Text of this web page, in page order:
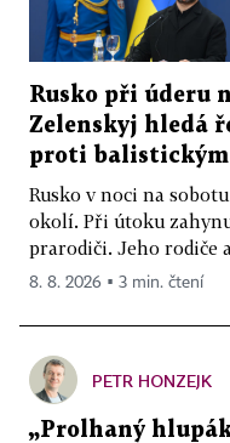
Rusko při úderu
Zelenskyj hledá
proti
Rusko v noci na
okolí. Při útoku
prarodiči. Jeho rodiče
8. 8. 2026 ▪ 3 min. čtení
PETR HONZEJK
„Prolhaný